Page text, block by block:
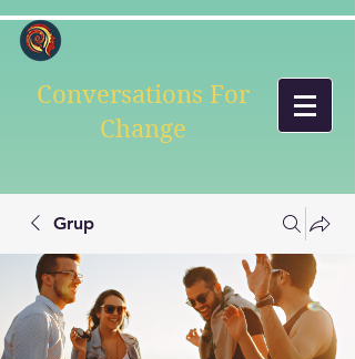
Conversations For
Change
Grup